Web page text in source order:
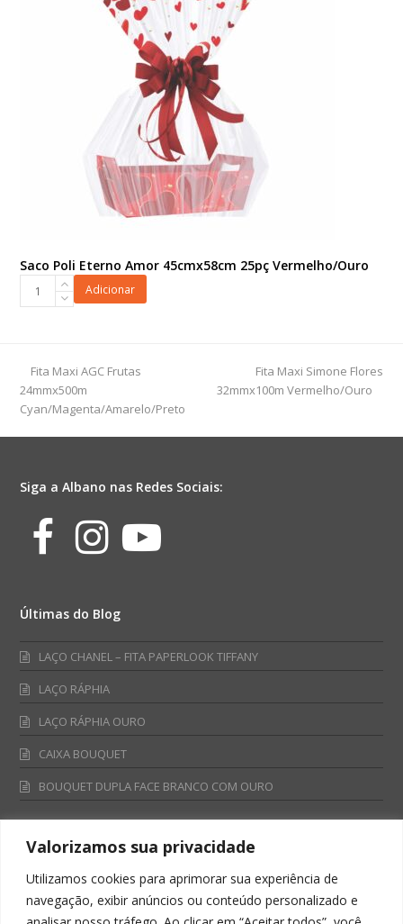
Valorizamos sua privacidade
Utilizamos cookies para aprimorar sua experiência de
navegação, exibir anúncios ou conteúdo personalizado e
Saco Poli Eterno Amor 45cmx58cm 25pç Vermelho/Ouro
25pç
Vermelho/Ouro
quantidade
Adicionar
previous
post:
Fita Maxi AGC Frutas
24mmx500m
Cyan/Magenta/Amarelo/Preto
next
post:
Fita Maxi Simone Flores
32mmx100m Vermelho/Ouro
Siga a Albano nas Redes Sociais:
Facebook
Instagram
Youtube
Últimas do Blog
LAÇO CHANEL – FITA PAPERLOOK TIFFANY
LAÇO RÁPHIA
LAÇO RÁPHIA OURO
CAIXA BOUQUET
BOUQUET DUPLA FACE BRANCO COM OURO
Fale Conosco
0800 701 4866